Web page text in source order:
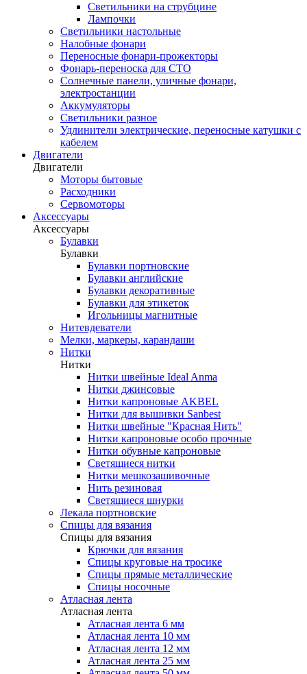
Светильники на струбцине
Лампочки
Светильники настольные
Налобные фонари
Переносные фонари-прожекторы
Фонарь-переноска для СТО
Солнечные панели, уличные фонари,
электростанции
Аккумуляторы
Светильники разное
Удлинители электрические, переносные катушки с
кабелем
Двигатели
Двигатели
Моторы бытовые
Расходники
Сервомоторы
Аксессуары
Аксессуары
Булавки
Булавки
Булавки портновские
Булавки английские
Булавки декоративные
Булавки для этикеток
Игольницы магнитные
Нитевдеватели
Мелки, маркеры, карандаши
Нитки
Нитки
Нитки швейные Ideal Anma
Нитки джинсовые
Нитки капроновые AKBEL
Нитки для вышивки Sanbest
Нитки швейные "Красная Нить"
Нитки капроновые особо прочные
Нитки обувные капроновые
Светящиеся нитки
Нитки мешкозашивочные
Нить резиновая
Светящиеся шнурки
Лекала портновские
Спицы для вязания
Спицы для вязания
Крючки для вязания
Спицы круговые на тросике
Спицы прямые металлические
Спицы носочные
Атласная лента
Атласная лента
Атласная лента 6 мм
Атласная лента 10 мм
Атласная лента 12 мм
Атласная лента 25 мм